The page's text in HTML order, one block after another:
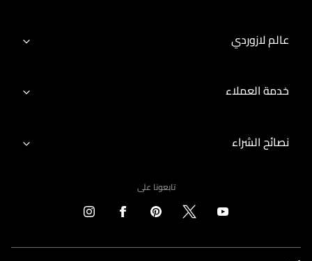
عالم لازوردي
خدمة العملاء
نصائح الشراء
تابعونا على